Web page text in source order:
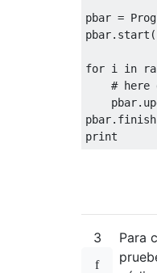
pbar =
pbar. start
for i in
# here
    pbar
.
pbar. finish
print
3
Para